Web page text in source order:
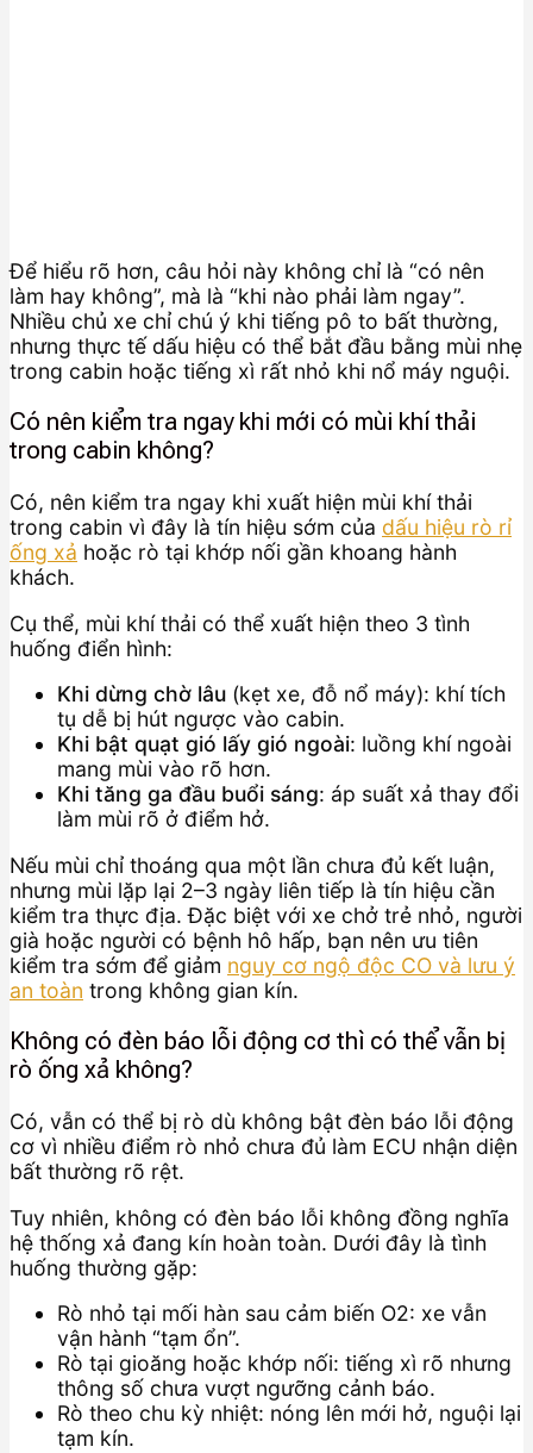
Để hiểu rõ hơn, câu hỏi này không chỉ là “có nên
làm hay không”, mà là “khi nào phải làm ngay”.
Nhiều chủ xe chỉ chú ý khi tiếng pô to bất thường,
nhưng thực tế dấu hiệu có thể bắt đầu bằng mùi nhẹ
trong cabin hoặc tiếng xì rất nhỏ khi nổ máy nguội.
Có nên kiểm tra ngay khi mới có mùi khí thải
trong cabin không?
Có, nên kiểm tra ngay khi xuất hiện mùi khí thải
trong cabin vì đây là tín hiệu sớm của dấu hiệu rò rỉ
ống xả hoặc rò tại khớp nối gần khoang hành
khách.
Cụ thể, mùi khí thải có thể xuất hiện theo 3 tình
huống điển hình:
Khi dừng chờ lâu (kẹt xe, đỗ nổ máy): khí tích
tụ dễ bị hút ngược vào cabin.
Khi bật quạt gió lấy gió ngoài: luồng khí ngoài
mang mùi vào rõ hơn.
Khi tăng ga đầu buổi sáng: áp suất xả thay đổi
làm mùi rõ ở điểm hở.
Nếu mùi chỉ thoáng qua một lần chưa đủ kết luận,
nhưng mùi lặp lại 2–3 ngày liên tiếp là tín hiệu cần
kiểm tra thực địa. Đặc biệt với xe chở trẻ nhỏ, người
già hoặc người có bệnh hô hấp, bạn nên ưu tiên
kiểm tra sớm để giảm nguy cơ ngộ độc CO và lưu ý
an toàn trong không gian kín.
Không có đèn báo lỗi động cơ thì có thể vẫn bị
rò ống xả không?
Có, vẫn có thể bị rò dù không bật đèn báo lỗi động
cơ vì nhiều điểm rò nhỏ chưa đủ làm ECU nhận diện
bất thường rõ rệt.
Tuy nhiên, không có đèn báo lỗi không đồng nghĩa
hệ thống xả đang kín hoàn toàn. Dưới đây là tình
huống thường gặp:
Rò nhỏ tại mối hàn sau cảm biến O2: xe vẫn
vận hành “tạm ổn”.
Rò tại gioăng hoặc khớp nối: tiếng xì rõ nhưng
thông số chưa vượt ngưỡng cảnh báo.
Rò theo chu kỳ nhiệt: nóng lên mới hở, nguội lại
tạm kín.